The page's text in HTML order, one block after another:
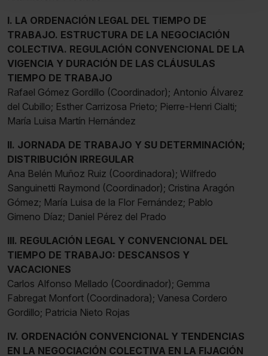
También puedes
seleccionar solo aquellas que quieras permitir en tu
navegador. Si no seleccionas ninguna utilizaremos las
que sean indispensables para la navegación.
Saber más acerca de las cookies
I. LA ORDENACIÓN LEGAL DEL TIEMPO DE
TRABAJO. ESTRUCTURA DE LA NEGOCIACIÓN
COLECTIVA. REGULACIÓN CONVENCIONAL DE LA
VIGENCIA Y DURACIÓN DE LAS CLÁUSULAS
TIEMPO DE TRABAJO
Rafael Gómez Gordillo (Coordinador); Antonio Álvarez
del Cubillo; Esther Carrizosa Prieto; Pierre-Henri Cialti;
María Luisa Martín Hernández
II. JORNADA DE TRABAJO Y SU DETERMINACIÓN;
DISTRIBUCIÓN IRREGULAR
Ana Belén Muñoz Ruiz (Coordinadora); Wilfredo
Sanguinetti Raymond (Coordinador); Cristina Aragón
Gómez; María Luisa de la Flor Fernández; Pablo
Gimeno Díaz; Daniel Pérez del Prado
III. REGULACIÓN LEGAL Y CONVENCIONAL DEL
TIEMPO DE TRABAJO: DESCANSOS Y
VACACIONES
Carlos Alfonso Mellado (Coordinador); Gemma
Fabregat Monfort (Coordinadora); Vanesa Cordero
Gordillo; Patricia Nieto Rojas
IV. ORDENACIÓN CONVENCIONAL Y TENDENCIAS
EN LA NEGOCIACIÓN COLECTIVA EN LA FIJACIÓN